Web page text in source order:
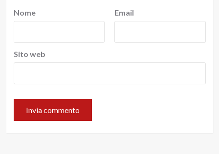
Nome Email
Sito web